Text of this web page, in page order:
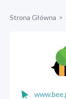
Strona Główna >